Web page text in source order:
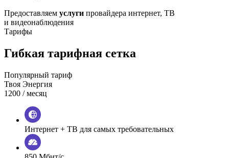
Предоставляем услуги провайдера интернет, ТВ
и видеонаблюдения
Тарифы
Гибкая тарифная сетка
Популярный тариф
Твоя Энергия
1200 / месяц
Интернет + ТВ для самых требовательных